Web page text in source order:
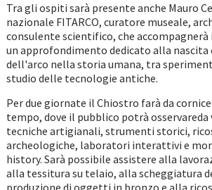
Tra gli ospiti sarà presente anche Mauro
nazionale FITARCO, curatore museale,
consulente scientifico, che
un approfondimento dedicato alla nascita
dell'arco nella storia umana, tra
studio delle tecnologie antiche.
Per due giornate il Chiostro farà da
tempo, dove il pubblico potrà osservareda
tecniche artigianali, strumenti storici,
archeologiche, laboratori interattivi e
history. Sarà possibile assistere alla
alla tessitura su telaio, alla scheggiatura